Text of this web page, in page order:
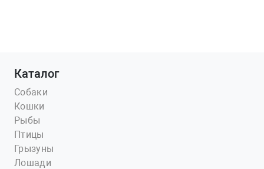
Каталог
Собаки
Кошки
Рыбы
Птицы
Грызуны
Лошади